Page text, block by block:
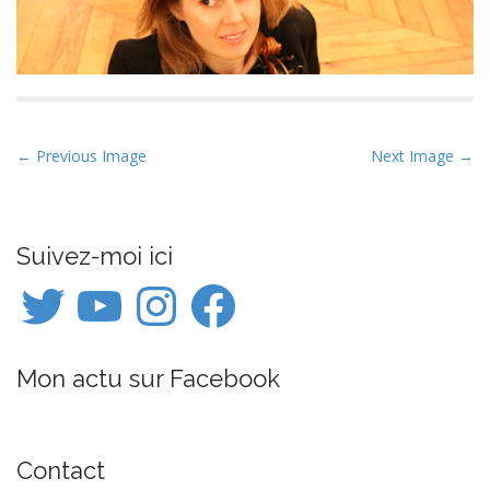
P
t
n
a
v
g
i
← Previous Image Next Image →
Suivez-moi ici
Twitter InstagramFacebook
Mon actu sur Facebook
Contact